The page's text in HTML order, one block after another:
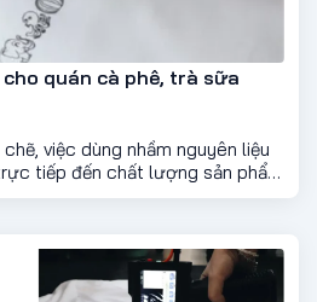
quán cà phê, trà sữa
việc dùng nhầm nguyên liệu
tiếp đến chất lượng sản phẩm
là lý do ngày càng nhiều chủ